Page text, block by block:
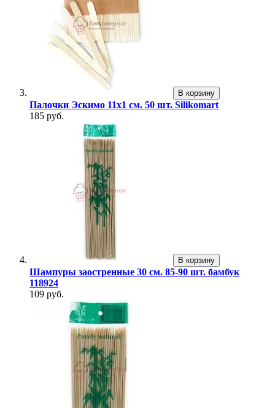
В корзину
Палочки Эскимо 11х1 см. 50 шт. Silikomart
185 руб.
В корзину
Шампуры заостренные 30 см. 85-90 шт. бамбук
118924
109 руб.